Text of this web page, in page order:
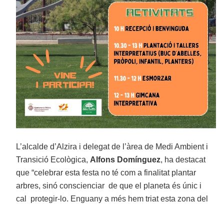
L’alcalde d’Alzira i delegat de l’àrea de Medi Ambient i
Transició Ecològica, Alfons Domínguez, ha destacat
que “celebrar esta festa no té com a finalitat plantar
arbres, sinó conscienciar de que el planeta és únic i
cal protegir-lo. Enguany a més hem triat esta zona del